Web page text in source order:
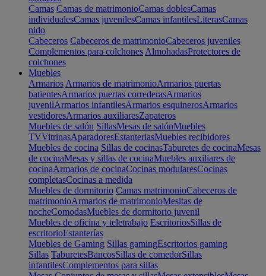
Camas Camas de matrimonioCamas doblesCamas
individualesCamas juvenilesCamas infantilesLiterasCamas
nido
Cabeceros Cabeceros de matrimonioCabeceros juveniles
Complementos para colchones AlmohadasProtectores de
colchones
Muebles
Armarios Armarios de matrimonioArmarios puertas
batientesArmarios puertas correderasArmarios
juvenilArmarios infantilesArmarios esquinerosArmarios
vestidoresArmarios auxiliaresZapateros
Muebles de salón SillasMesas de salónMuebles
TVVitrinasAparadoresEstanteriasMuebles recibidores
Muebles de cocina Sillas de cocinasTaburetes de cocinaMesas
de cocinaMesas y sillas de cocinaMuebles auxiliares de
cocinaArmarios de cocinaCocinas modularesCocinas
completasCocinas a medida
Muebles de dormitorio Camas matrimonioCabeceros de
matrimonioArmarios de matrimonioMesitas de
nocheComodasMuebles de dormitorio juvenil
Muebles de oficina y teletrabajo EscritoriosSillas de
escritorioEstanterías
Muebles de Gaming Sillas gamingEscritorios gaming
Sillas TaburetesBancosSillas de comedorSillas
infantilesComplementos para sillas